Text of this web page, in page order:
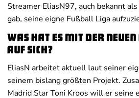
Streamer EliasN97, auch bekannt
gab, seine eigne Fußball Liga
Was hat es mit der
auf sich?
EliasN arbeitet aktuell laut seiner
seinem bislang größten Projekt.
Madrid Star Toni Kroos will er seine